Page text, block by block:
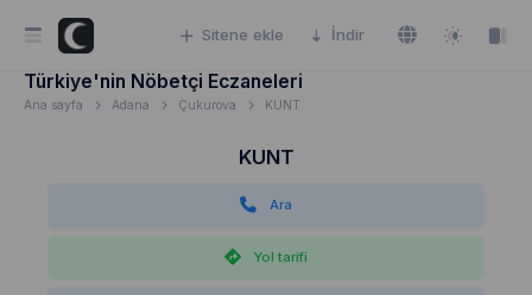
Sitene ekle İndir
Türkiye'nin Nöbetçi Eczaneleri
Ana sayfa Adana Çukurova KUNT
KUNT
Ara
Yol tarifi